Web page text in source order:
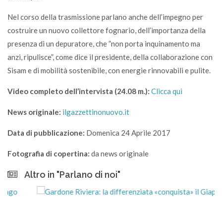
Nel corso della trasmissione parlano anche dell’impegno per
costruire un nuovo collettore fognario, dell’importanza della
presenza di un depuratore, che ”non porta inquinamento ma
anzi, ripulisce”, come dice il presidente, della collaborazione con
Sisam e di mobilità sostenibile, con energie rinnovabili e pulite.
Video completo dell’intervista (24.08 m.): Clicca qui
News originale: ilgazzettinonuovo.it
Data di pubblicazione: Domenica 24 Aprile 2017
Fotografia di copertina: da news originale
Altro in "Parlano di noi"